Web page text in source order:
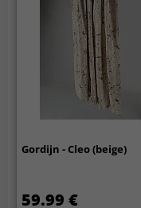
Gordijn - Cleo (beige)
59.99 €